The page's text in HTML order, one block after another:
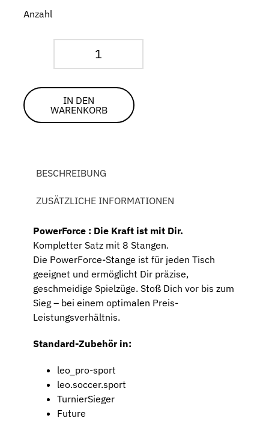
Anzahl
PowerForce
Menge
IN DEN
WARENKORB
BESCHREIBUNG
ZUSÄTZLICHE INFORMATIONEN
PowerForce : Die Kraft ist mit Dir.
Kompletter Satz mit 8 Stangen.
Die PowerForce-Stange ist für jeden Tisch
geeignet und ermöglicht Dir präzise,
geschmeidige Spielzüge. Stoß Dich vor bis zum
Sieg – bei einem optimalen Preis-
Leistungsverhältnis.
Standard-Zubehör in:
leo_pro-sport
leo.soccer.sport
TurnierSieger
Future